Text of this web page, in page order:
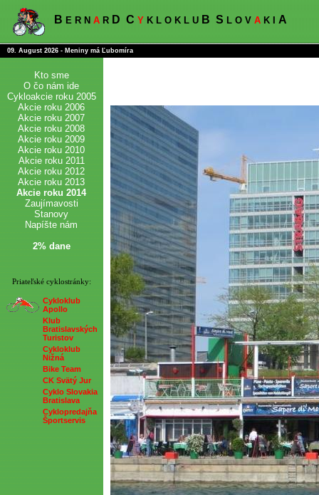
B E R N A R D C Y K L O K L U B S L O V A K I A
09. August 2026 - Meniny má Ľubomíra
Kto sme
O čo nám ide
Cykloakcie roku 2005
Akcie roku 2006
Akcie roku 2007
Akcie roku 2008
Akcie roku 2009
Akcie roku 2010
Akcie roku 2011
Akcie roku 2012
Akcie roku 2013
Akcie roku 2014
Zaujímavosti
Stanovy
Napíšte nám
2% dane
Priateľské cyklostránky:
Cykloklub
Apollo
Klub
Bratislavských
Turistov
Cykloklub
Nižná
Bike Team
CK Svätý Jur
Cyklo Slovakia
Bratislava
Cyklopredajňa
Športservis